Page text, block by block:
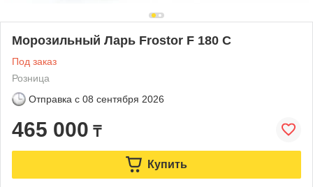
Морозильный Ларь Frostor F 180 C
Под заказ
Розница
Отправка с 08 сентября 2026
465 000 ₸
Купить